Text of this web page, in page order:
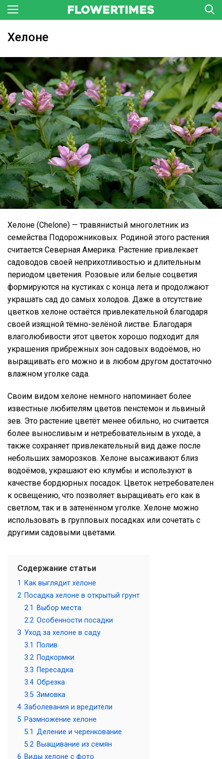
Хелоне
Хелоне (Chelone) — травянистый многолетник из
семейства Подорожниковых. Родиной этого растения
считается Северная Америка. Растение привлекает
садоводов своей неприхотливостью и длительным
периодом цветения. Розовые или белые соцветия
формируются на кустиках с конца лета и продолжают
украшать сад до самых холодов. Даже в отсутствие
цветков хелоне остаётся привлекательной благодаря
своей изящной тёмно-зелёной листве. Благодаря
влаголюбивости этот цветок хорошо подходит для
украшения прибрежных зон садовых водоёмов, но
выращивать его можно и в любом другом достаточно
влажном уголке сада.
Своим видом хелоне немного напоминает более
известные любителям цветов пенстемон и львиный
зев. Это растение цветёт менее обильно, но считается
более выносливым и нетребовательным в уходе, а
также сохраняет привлекательный вид даже после
небольших заморозков. Хелоне высаживают близ
водоёмов, украшают ею клумбы и используют в
качестве бордюрных посадок. Цветок нетребователен
к освещению, что позволяет выращивать его как в
светлом, так и в затенённом уголке. Хелоне можно
использовать в групповых посадках или сочетать с
другими садовыми цветами.
Содержание статьи
1
Как выглядит хелоне
2 Посадка хелоне в открытый грунт
2.1
Выбор места
2.2 Особенности посадки
3 Уход за хелоне в саду
3.1
Полив
3.2 Подкормки
3.3 Пересадка
3.4 Обрезка
3.5 Зимовка
4 Заболевания и вредители
5 Размножение хелоне
5.1 Деление и черенкование
5.2 Выащивание из семян
6 Виды хелоне с фото